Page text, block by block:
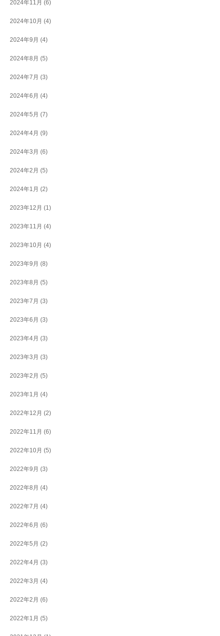
2024年11月 (6)
2024年10月 (4)
2024年9月 (4)
2024年8月 (5)
2024年7月 (3)
2024年6月 (4)
2024年5月 (7)
2024年4月 (9)
2024年3月 (6)
2024年2月 (5)
2024年1月 (2)
2023年12月 (1)
2023年11月 (4)
2023年10月 (4)
2023年9月 (8)
2023年8月 (5)
2023年7月 (3)
2023年6月 (3)
2023年4月 (3)
2023年3月 (3)
2023年2月 (5)
2023年1月 (4)
2022年12月 (2)
2022年11月 (6)
2022年10月 (5)
2022年9月 (3)
2022年8月 (4)
2022年7月 (4)
2022年6月 (6)
2022年5月 (2)
2022年4月 (3)
2022年3月 (4)
2022年2月 (6)
2022年1月 (5)